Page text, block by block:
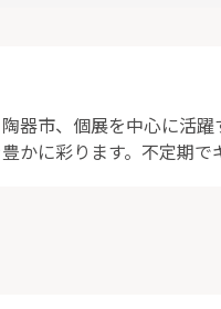
器市、個展を中心に活躍
かに彩ります。不定期で